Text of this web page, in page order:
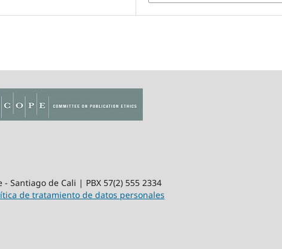
- Santiago de Cali | PBX 57(2) 555 2334
de tratamiento de datos personales